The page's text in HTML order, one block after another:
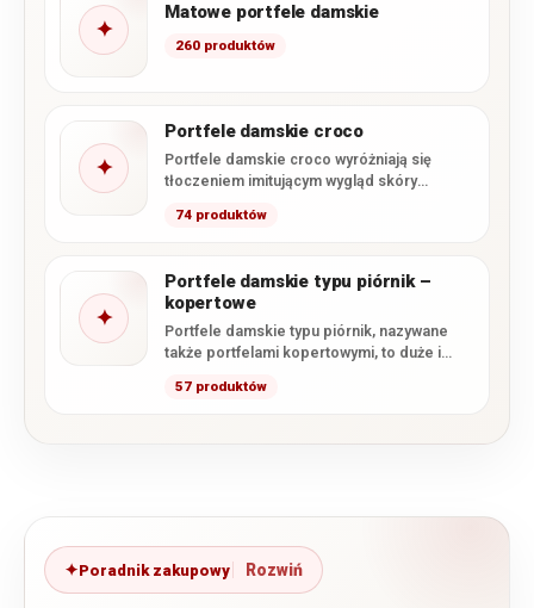
✦
Matowe portfele damskie
260 produktów
✦
Portfele damskie croco
Portfele damskie croco wyróżniają się
tłoczeniem imitującym wygląd skóry
lakierowanym wykończeniem. W…
74 produktów
✦
Portfele damskie typu piórnik –
kopertowe
Portfele damskie typu piórnik, nazywane
także portfelami kopertowymi, to duże i
zapięciem…
57 produktów
Poradnik zakupowy